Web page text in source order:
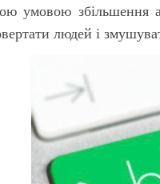
умовою збільшення
людей і